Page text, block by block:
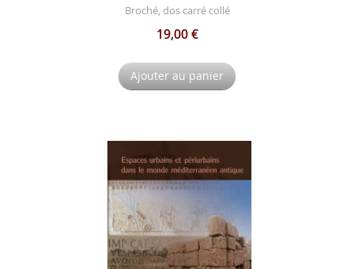
Broché, dos carré collé
19,00 €
Ajouter au panier